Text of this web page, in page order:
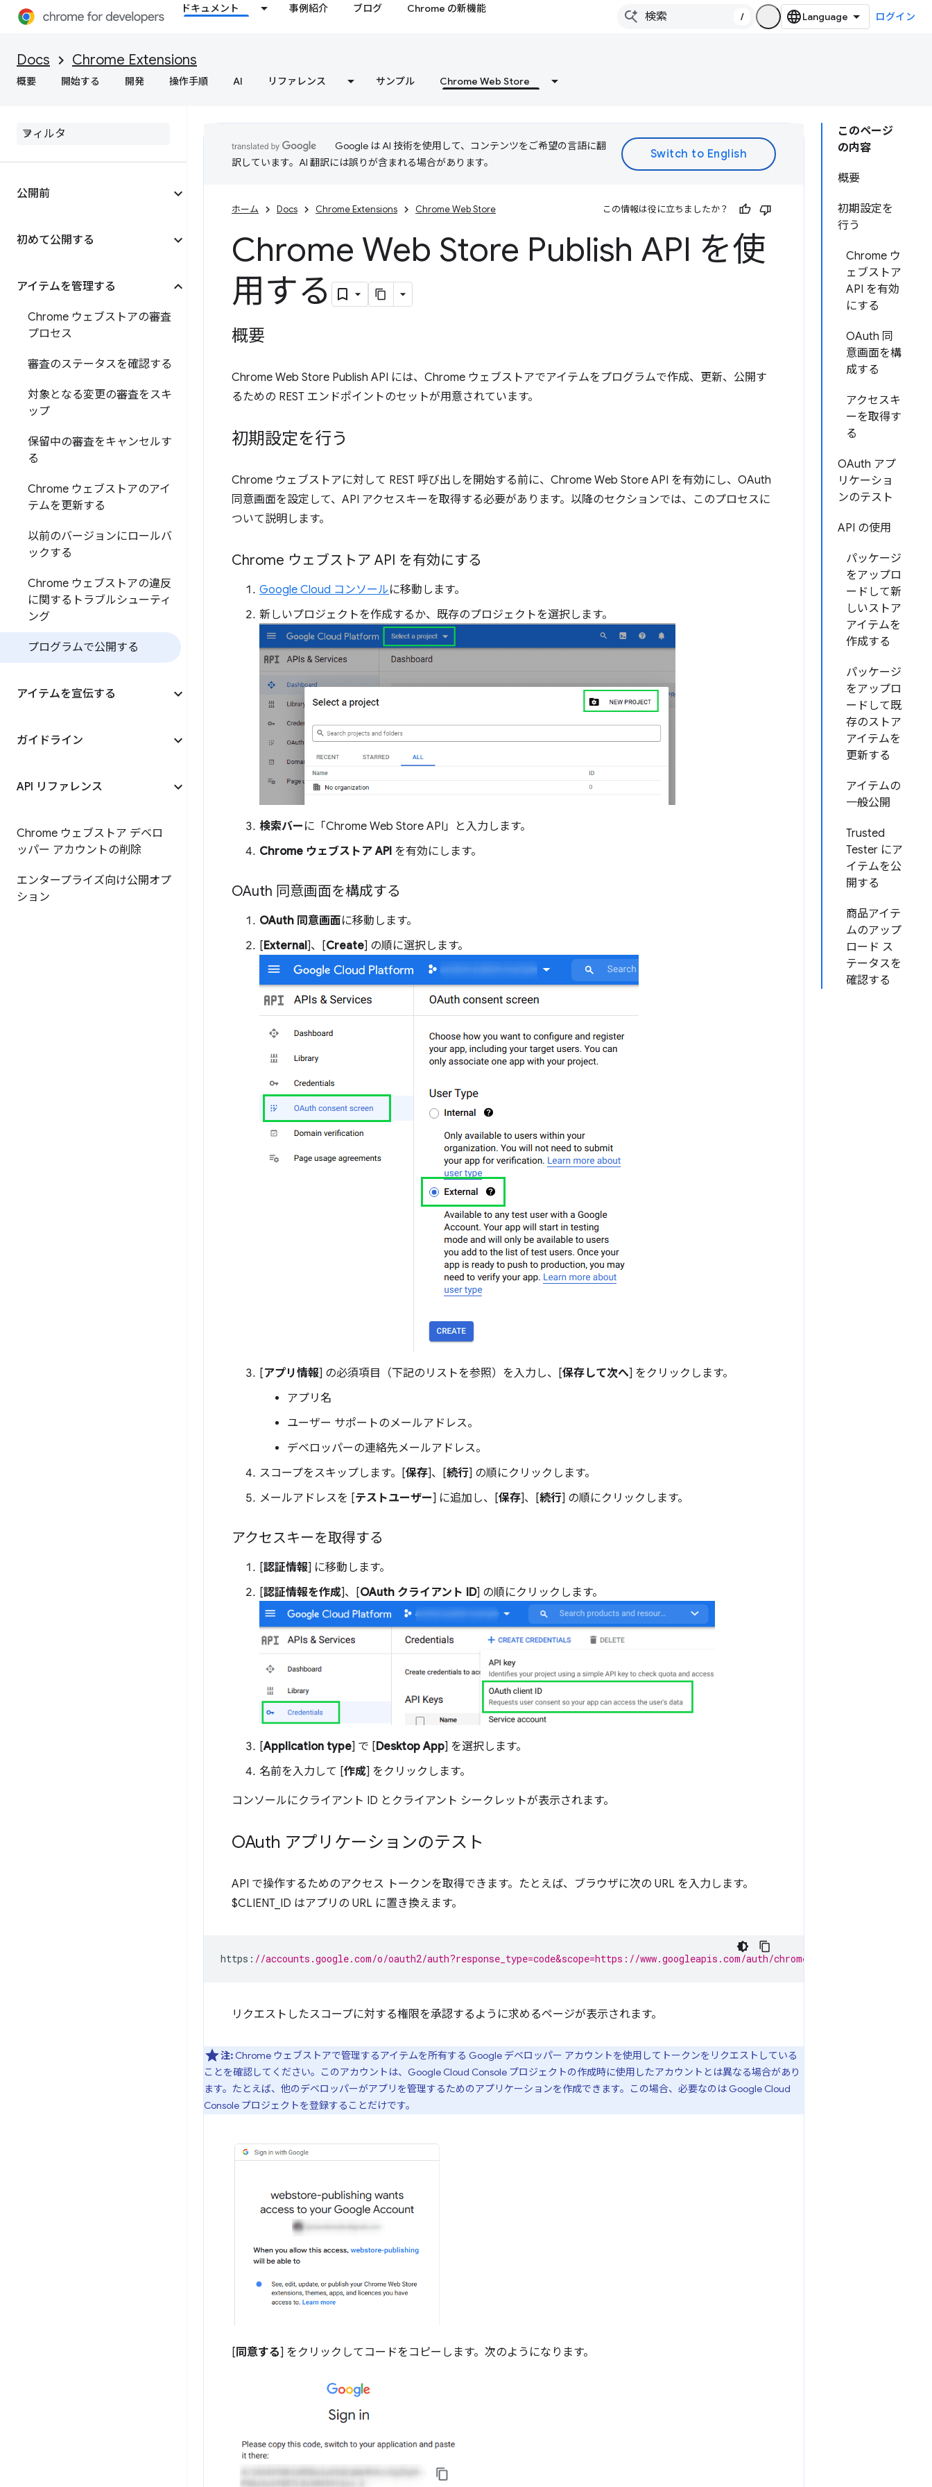
ドキュメント 事例紹介 ブログ Chrome の新機能
/ ログイン
Docs Chrome Extensions
概要 開始する 開発 操作手順 AI リファレンス サンプル Chrome Web Store
公開前
初めて公開する
アイテムを管理する
Chrome ウェブストアの審査
プロセス
審査のステータスを確認する
対象となる変更の審査をスキ
ップ
保留中の審査をキャンセルす
る
Chrome ウェブストアのアイ
テムを更新する
以前のバージョンにロールバ
ックする
Chrome ウェブストアの違反
に関するトラブルシューティ
ング
プログラムで公開する
アイテムを宣伝する
ガイドライン
API リファレンス
Chrome ウェブストア デベロ
ッパー アカウントの削除
エンタープライズ向け公開オプ
ション
このページ
の内容
概要
初期設定を
行う
Chrome ウ
ェブストア
API を有効
にする
OAuth 同
意画面を構
成する
アクセスキ
ーを取得す
る
OAuth アプ
リケーショ
ンのテスト
API の使用
パッケージ
をアップロ
ードして新
しいストア
アイテムを
作成する
パッケージ
をアップロ
ードして既
存のストア
アイテムを
更新する
アイテムの
一般公開
Trusted
Tester にア
イテムを公
開する
商品アイテ
ムのアップ
ロード ス
テータスを
確認する
Google は AI 技術を使用して、コンテンツをご希望の言語に翻
訳しています。AI 翻訳には誤りが含まれる場合があります。
ホーム Docs Chrome Extensions Chrome Web Store この情報は役に立ちましたか？
Chrome Web Store Publish API を使
用する
概要
Chrome Web Store Publish API には、Chrome ウェブストアでアイテムをプログラムで作成、更新、公開す
るための REST エンドポイントのセットが用意されています。
初期設定を行う
Chrome ウェブストアに対して REST 呼び出しを開始する前に、Chrome Web Store API を有効にし、OAuth
同意画面を設定して、API アクセスキーを取得する必要があります。以降のセクションでは、このプロセスに
ついて説明します。
Chrome ウェブストア API を有効にする
Google Cloud コンソールに移動します。
新しいプロジェクトを作成するか、既存のプロジェクトを選択します。
検索バー に「Chrome Web Store API」と入力します。
Chrome ウェブストア API を有効にします。
OAuth 同意画面を構成する
OAuth 同意画面に移動します。
[External]、[Create] の順に選択します。
[アプリ情報] の必須項目（下記のリストを参照）を入力し、[保存して次へ] をクリックします。
アプリ名
ユーザー サポートのメールアドレス。
デベロッパーの連絡先メールアドレス。
スコープをスキップします。[保存]、[続行] の順にクリックします。
メールアドレスを [テストユーザー] に追加し、[保存]、[続行] の順にクリックします。
アクセスキーを取得する
[認証情報] に移動します。
[認証情報を作成]、[OAuth クライアント ID] の順にクリックします。
[Application type] で [Desktop App] を選択します。
名前を入力して [作成] をクリックします。
コンソールにクライアント ID とクライアント シークレットが表示されます。
OAuth アプリケーションのテスト
API で操作するためのアクセス トークンを取得できます。たとえば、ブラウザに次の URL を入力します。
$CLIENT_ID はアプリの URL に置き換えます。
https : //accounts.google.com/o/oauth2/auth?response_type=code&scope=https://www.googleapis.com/auth/
リクエストしたスコープに対する権限を承認するように求めるページが表示されます。
注: Chrome ウェブストアで管理するアイテムを所有する Google デベロッパー アカウントを使用してトークンをリクエストしている
ことを確認してください。このアカウントは、Google Cloud Console プロジェクトの作成時に使用したアカウントとは異なる場合があり
ます。たとえば、他のデベロッパーがアプリを管理するためのアプリケーションを作成できます。この場合、必要なのは Google Cloud
Console プロジェクトを登録することだけです。
[同意する] をクリックしてコードをコピーします。次のようになります。